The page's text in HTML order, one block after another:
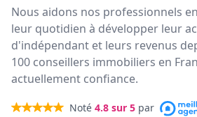
Nous aidons nos professionnels
leur quotidien à développer leur
d'indépendant et leurs revenus
100 conseillers immobiliers en
actuellement confiance.
Noté 4.8 sur 5 par